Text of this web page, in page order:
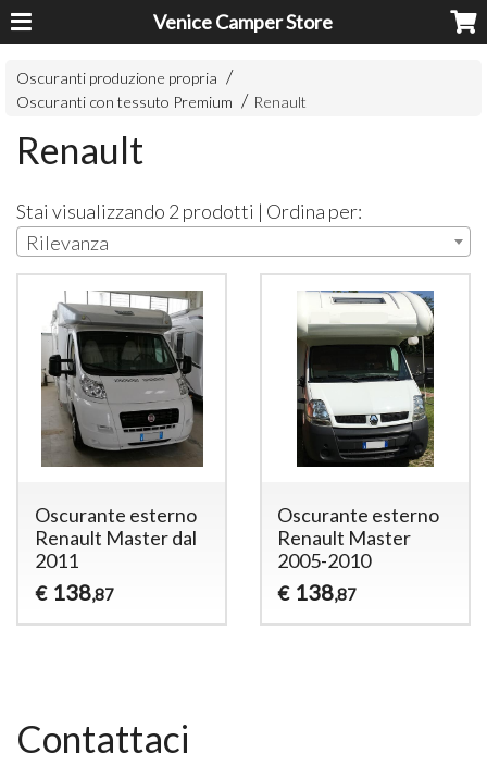
Venice Camper Store
Oscuranti produzione propria
Oscuranti con tessuto Premium
Renault
Renault
Stai visualizzando 2 prodotti | Ordina per:
Rilevanza
Oscurante esterno
Renault Master dal
2011
€ 138,87
Oscurante esterno
Renault Master
2005-2010
€ 138,87
Contattaci